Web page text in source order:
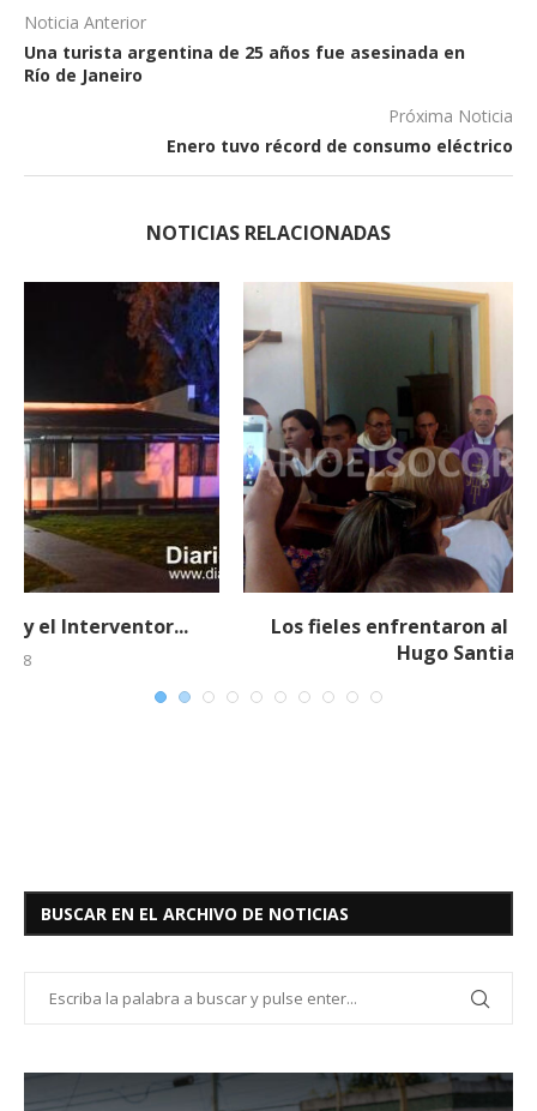
Noticia Anterior
Una turista argentina de 25 años fue asesinada en
Río de Janeiro
Próxima Noticia
Enero tuvo récord de consumo eléctrico
NOTICIAS RELACIONADAS
Los fieles enfrentaron al Obispo Monseñor
19 febrero, 2018
BUSCAR EN EL ARCHIVO DE NOTICIAS